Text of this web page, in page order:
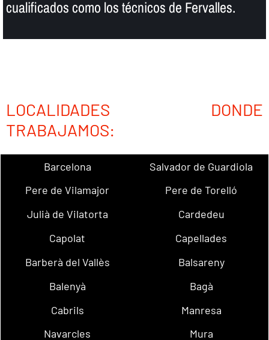
cualificados como los técnicos de Fervalles.
LOCALIDADES DONDE
TRABAJAMOS:
Barcelona
Salvador de Guardiola
Pere de Vilamajor
Pere de Torelló
Julià de Vilatorta
Cardedeu
Capolat
Capellades
Barberà del Vallès
Balsareny
Balenyà
Bagà
Cabrils
Manresa
Navarcles
Mura